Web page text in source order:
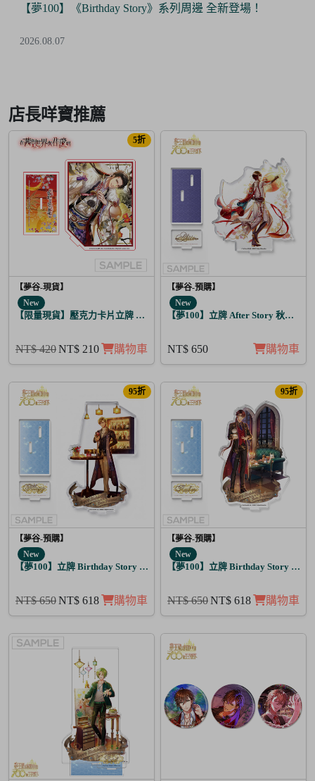
【夢100】《Birthday Story》系列周邊 全新登場！
2026.08.07
6
店長咩寶推薦
5折
【夢谷-現貨】
New
【限量現貨】壓克力卡片立牌 傳遞心意的新春 芥川龍之介
NT$ 420NT$ 210 購物車
【夢谷-預購】
New
【夢100】立牌 After Story 秋人 日覺
NT$ 650 購物車
95折
【夢谷-預購】
New
【夢100】立牌 Birthday Story 弗雷伊克 月覺
NT$ 650NT$ 618 購物車
95折
【夢谷-預購】
New
【夢100】立牌 Birthday Story 路貝
NT$ 650NT$ 618 購物車